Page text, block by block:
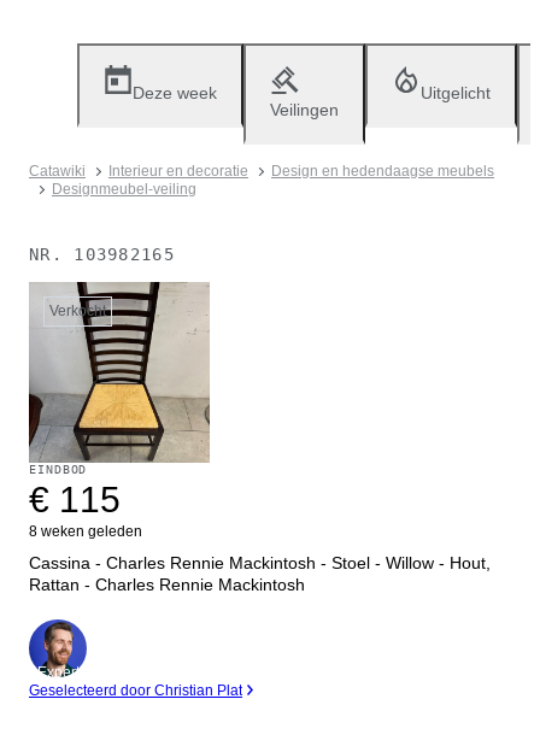
Deze week
Veilingen
Uitgelicht
Catawiki Interieur en decoratie
Design en hedendaagse meubels
Designmeubel-veiling
NR. 103982165
Verkocht
EINDBOD
€ 115
8 weken geleden
Cassina - Charles Rennie Mackintosh - Stoel - Willow - Hout,
Rattan - Charles Rennie Mackintosh
Expert
Geselecteerd door Christian Plat